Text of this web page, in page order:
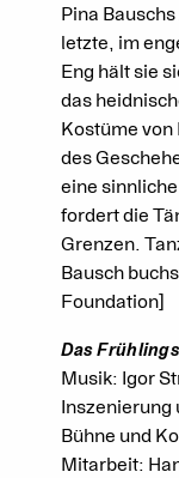
Pina Bauschs
letzte, im
Eng hält sie
das
Kostüme
des
eine
fordert die
Grenzen.
Bausch
Foundation]
Das
Musik: Igor
Inszenierung
Bühne und
Mitarbeit: